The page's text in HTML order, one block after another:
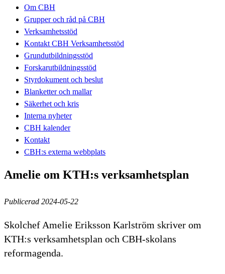
Om CBH
Grupper och råd på CBH
Verksamhetsstöd
Kontakt CBH Verksamhetsstöd
Grundutbildningsstöd
Forskarutbildningsstöd
Styrdokument och beslut
Blanketter och mallar
Säkerhet och kris
Interna nyheter
CBH kalender
Kontakt
CBH:s externa webbplats
Amelie om KTH:s verksamhetsplan
Publicerad 2024-05-22
Skolchef Amelie Eriksson Karlström skriver om
KTH:s verksamhetsplan och CBH-skolans
reformagenda.